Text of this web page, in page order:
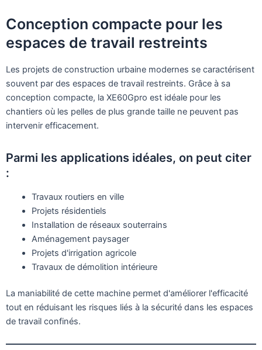
Conception compacte pour les
espaces de travail restreints
Les projets de construction urbaine modernes se caractérisent
souvent par des espaces de travail restreints. Grâce à sa
conception compacte, la XE60Gpro est idéale pour les
chantiers où les pelles de plus grande taille ne peuvent pas
intervenir efficacement.
Parmi les applications idéales, on peut citer
:
Travaux routiers en ville
Projets résidentiels
Installation de réseaux souterrains
Aménagement paysager
Projets d'irrigation agricole
Travaux de démolition intérieure
La maniabilité de cette machine permet d'améliorer l'efficacité
tout en réduisant les risques liés à la sécurité dans les espaces
de travail confinés.